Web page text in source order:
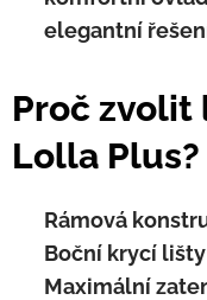
elegantní
Proč
Lolla Plus?
Rámová
Boční krycí lišty
Maximální